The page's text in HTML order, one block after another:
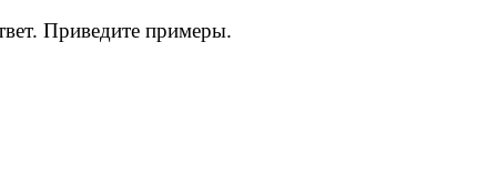
Приведите примеры.